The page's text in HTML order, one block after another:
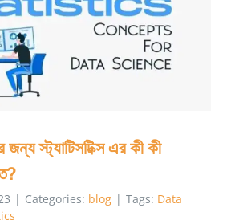
জন্য স্ট্যাটিসটিক্স এর কী কী বিষয় শিখা উচিত?
জন্য স্ট্যাটিসটিক্স এর কী কী
| Categories: blog | Tags: Data